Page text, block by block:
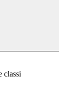
classi